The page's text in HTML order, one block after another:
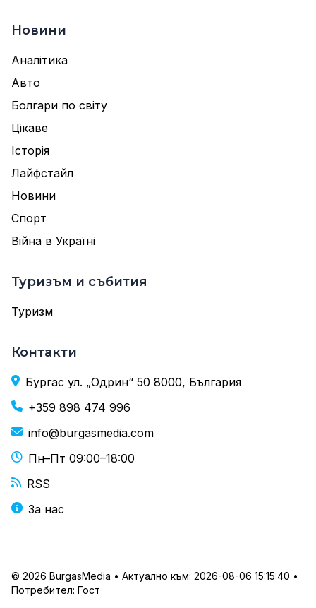
Новини
Аналітика
Авто
Болгари по світу
Цікаве
Історія
Лайфстайл
Новини
Спорт
Війна в Україні
Туризъм и събития
Туризм
Контакти
Бургас ул. „Одрин“ 50 8000, България
+359 898 474 996
info@burgasmedia.com
Пн–Пт 09:00–18:00
RSS
За нас
© 2026 BurgasMedia • Актуално към: 2026-08-06 15:15:40 •
Потребител: Гост